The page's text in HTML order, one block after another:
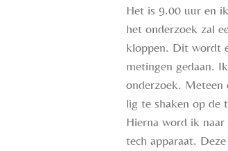
Het is 9.00 uur en
het onderzoek zal
kloppen. Dit wordt
metingen gedaan.
onderzoek. Meteen
lig te shaken op de
Hierna word ik
tech apparaat.